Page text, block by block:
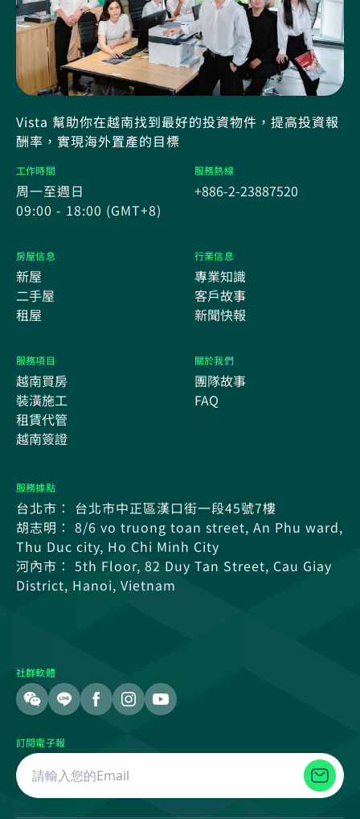
Vista 幫助你在越南找到最好的投資物件，提高投資報
酬率，實現海外置產的目標
工作時間
周一至週日
09:00 - 18:00 (GMT+8)
服務熱線
+886-2-23887520
房屋信息
新屋
二手屋
租屋
行業信息
專業知識
客戶故事
新聞快報
服務項目
越南買房
裝潢施工
租賃代管
越南簽證
關於我們
團隊故事
FAQ
服務據點
台北市： 台北市中正區漢口街一段45號7樓
胡志明： 8/6 vo truong toan street, An Phu ward,
Thu Duc city, Ho Chi Minh City
河內市： 5th Floor, 82 Duy Tan Street, Cau Giay
District, Hanoi, Vietnam
社群軟體
訂閱電子報